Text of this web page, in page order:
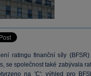
ratingu finanční síly
se společnost také zabývala
na 'C'; výhled pro